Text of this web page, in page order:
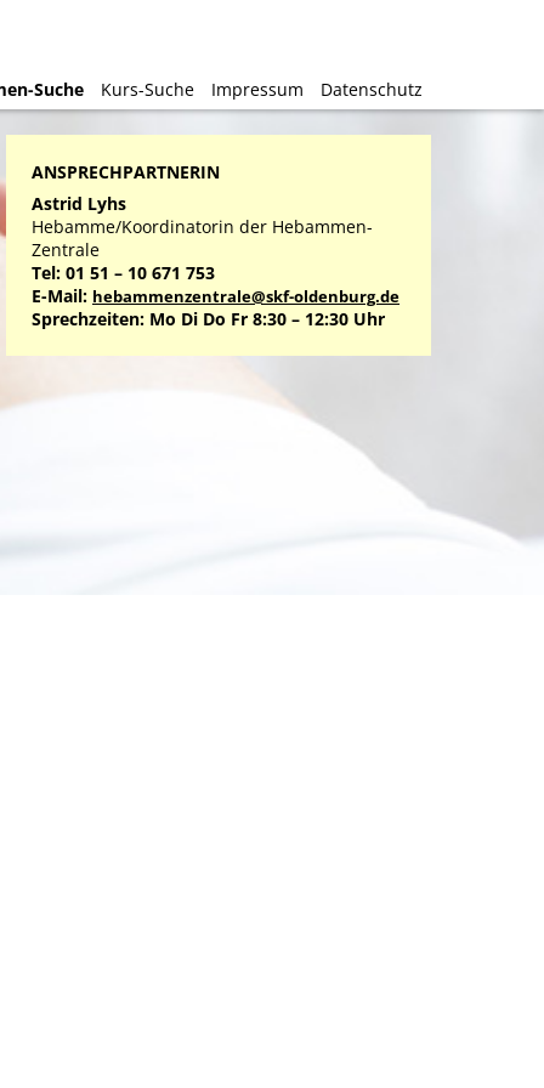
Suche Kurs-Suche Impressum Datenschutz
Suche Kurs-Suche Impressum Datenschutz
ANSPRECHPARTNERIN
Astrid Lyhs
Hebamme/Koordinatorin der Hebammen-
Zentrale
Tel: 01 51 – 10 671 753
E-Mail: hebammenzentrale@skf-oldenburg.de
Sprechzeiten: Mo Di Do Fr 8:30 – 12:30 Uhr